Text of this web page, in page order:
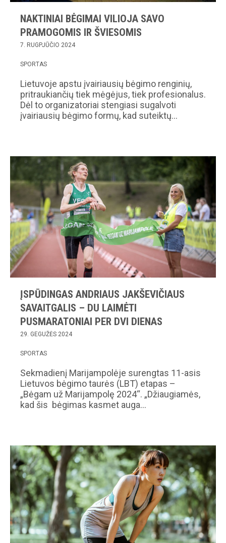
NAKTINIAI BĖGIMAI VILIOJA SAVO
PRAMOGOMIS IR ŠVIESOMIS
7. RUGPJŪČIO 2024
SPORTAS
Lietuvoje apstu įvairiausių bėgimo renginių,
pritraukiančių tiek mėgėjus, tiek profesionalus.
Dėl to organizatoriai stengiasi sugalvoti
įvairiausių bėgimo formų, kad suteiktų…
ĮSPŪDINGAS ANDRIAUS JAKŠEVIČIAUS
SAVAITGALIS – DU LAIMĖTI
PUSMARATONIAI PER DVI DIENAS
29. GEGUŽĖS 2024
SPORTAS
Sekmadienį Marijampolėje surengtas 11-asis
Lietuvos bėgimo taurės (LBT) etapas –
„Bėgam už Marijampolę 2024“. „Džiaugiamės,
kad šis bėgimas kasmet auga…